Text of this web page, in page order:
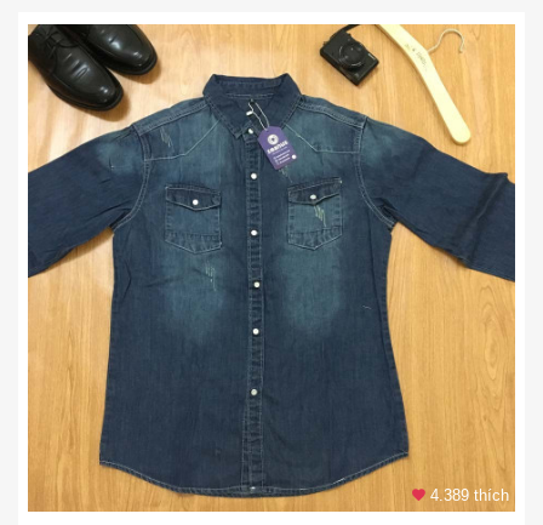
4.389 thích